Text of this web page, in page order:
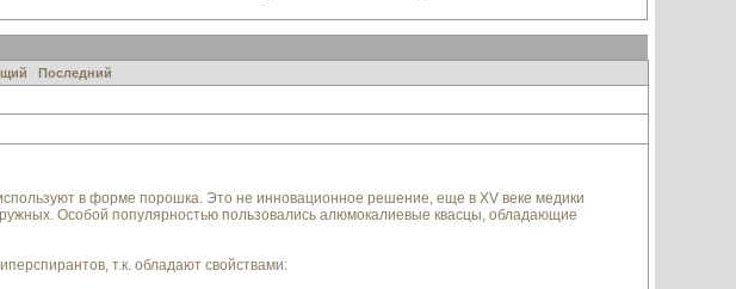
Последний
в форме порошка. Это не инновационное решение, еще в XV веке медики
Особой популярностью пользовались алюмокалиевые квасцы, обладающие
т.к. обладают свойствами: